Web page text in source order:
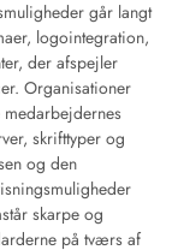
går langt
logointegration,
der afspejler
Organisationer
medarbejdernes
skrifttyper og
og den
skarpe og
på tværs af